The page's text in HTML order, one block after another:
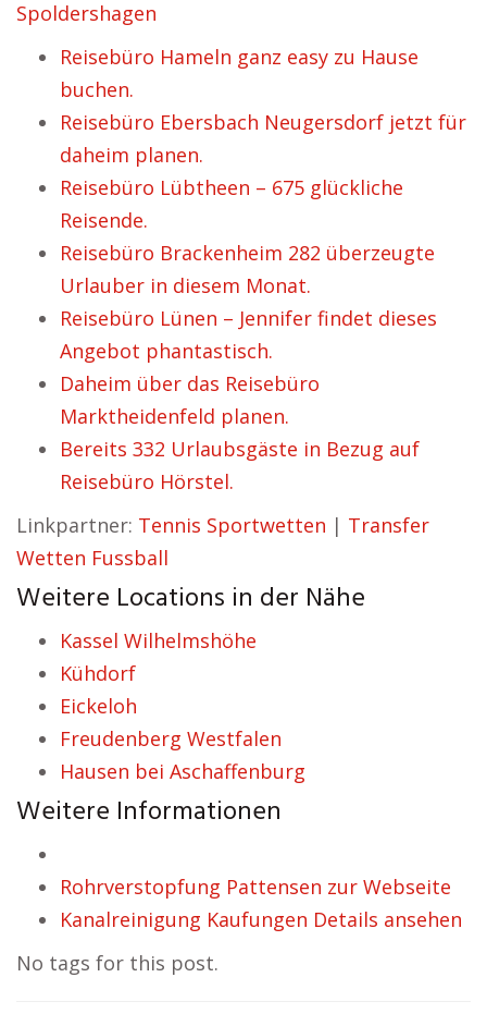
Spoldershagen
Reisebüro Hameln ganz easy zu Hause
buchen.
Reisebüro Ebersbach Neugersdorf jetzt für
daheim planen.
Reisebüro Lübtheen – 675 glückliche
Reisende.
Reisebüro Brackenheim 282 überzeugte
Urlauber in diesem Monat.
Reisebüro Lünen – Jennifer findet dieses
Angebot phantastisch.
Daheim über das Reisebüro
Marktheidenfeld planen.
Bereits 332 Urlaubsgäste in Bezug auf
Reisebüro Hörstel.
Linkpartner: Tennis Sportwetten | Transfer
Wetten Fussball
Weitere Locations in der Nähe
Kassel Wilhelmshöhe
Kühdorf
Eickeloh
Freudenberg Westfalen
Hausen bei Aschaffenburg
Weitere Informationen
Rohrverstopfung Pattensen zur Webseite
Kanalreinigung Kaufungen Details ansehen
No tags for this post.